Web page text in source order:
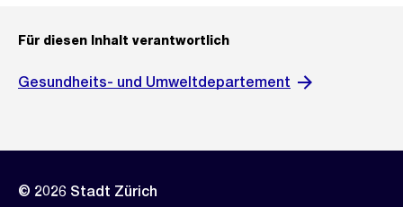
Für diesen Inhalt verantwortlich
Gesundheits- und Umweltdepartement
© 2026 Stadt Zürich